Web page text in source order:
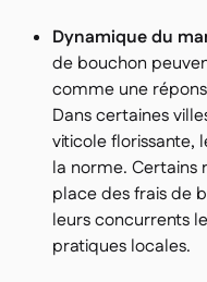
Dynamique du
de bouchon
comme une
Dans certaines
viticole florissante,
la norme. Certains
place des frais de
leurs concurrents
pratiques locales.